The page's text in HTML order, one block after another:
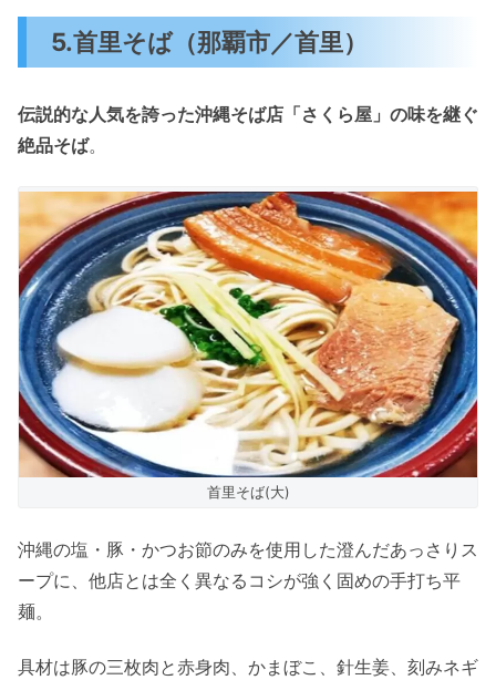
5.首里そば（那覇市／首里）
伝説的な人気を誇った沖縄そば店「さくら屋」の味を継ぐ
絶品そば。
首里そば(大)
沖縄の塩・豚・かつお節のみを使用した澄んだあっさりス
ープに、他店とは全く異なるコシが強く固めの手打ち平
麺。
具材は豚の三枚肉と赤身肉、かまぼこ、針生姜、刻みネギ